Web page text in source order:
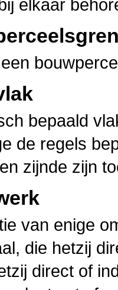
elkaar
bepaald
de regels
zijnde zijn
van enige
die hetzij
direct of